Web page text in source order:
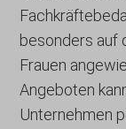
besonders auf
Frauen
Angeboten
Unternehmen